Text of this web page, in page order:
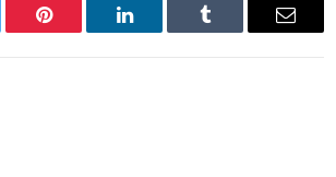
Pinterest LinkedIn Tumblr Email